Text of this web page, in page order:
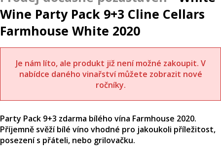
Wine Party Pack 9+3 Cline Cellars
Farmhouse White 2020
Je nám líto, ale produkt již není možné zakoupit. V
nabídce daného vinařství můžete zobrazit nové
ročníky.
Party Pack 9+3 zdarma bílého vína Farmhouse 2020.
Příjemně svěží bílé víno vhodné pro jakoukoli příležitost,
posezení s přáteli, nebo grilovačku.